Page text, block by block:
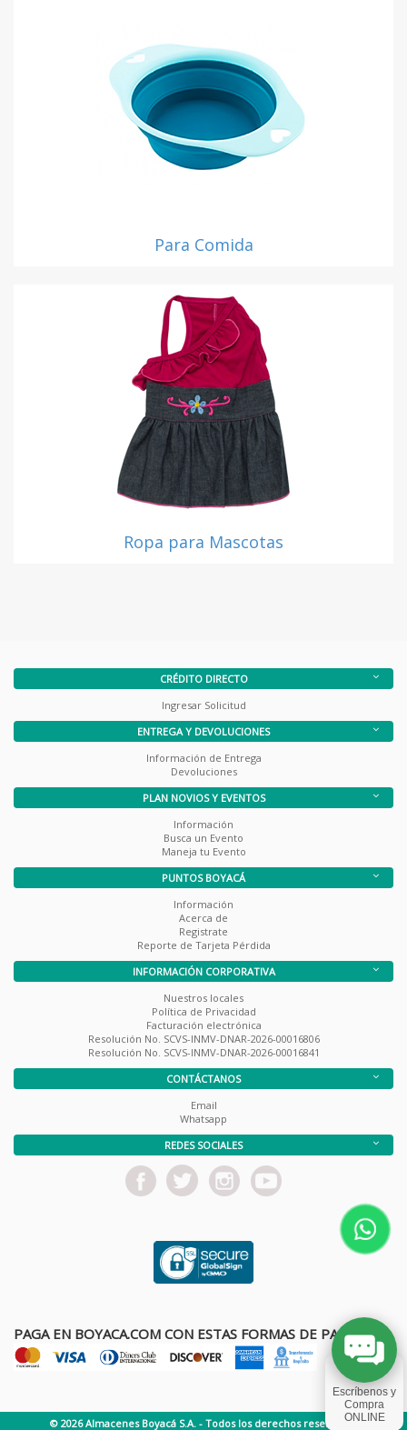
Para Comida
Ropa para Mascotas
CRÉDITO DIRECTO
Ingresar Solicitud
ENTREGA Y DEVOLUCIONES
Información de Entrega
Devoluciones
PLAN NOVIOS Y EVENTOS
Información
Busca un Evento
Maneja tu Evento
PUNTOS BOYACÁ
Información
Acerca de
Registrate
Reporte de Tarjeta Pérdida
INFORMACIÓN CORPORATIVA
Nuestros locales
Política de Privacidad
Facturación electrónica
Resolución No. SCVS-INMV-DNAR-2026-00016806
Resolución No. SCVS-INMV-DNAR-2026-00016841
CONTÁCTANOS
Email
Whatsapp
REDES SOCIALES
PAGA EN BOYACA.COM CON ESTAS FORMAS DE PAGO
© 2026 Almacenes Boyacá S.A. - Todos los derechos reservados